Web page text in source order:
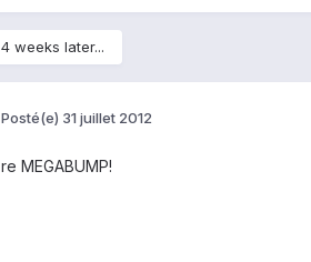
4 weeks later...
Posté(e) 31 juillet 2012
re MEGABUMP!